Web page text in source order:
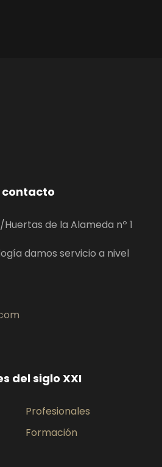
de la Alameda nº 1
damos servicio a nivel
del siglo XXI
Profesionales
Formación